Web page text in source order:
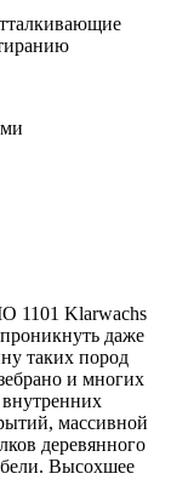
1101 Klarwachs
даже
таких пород
и многих
массивной
деревянного
Высохшее